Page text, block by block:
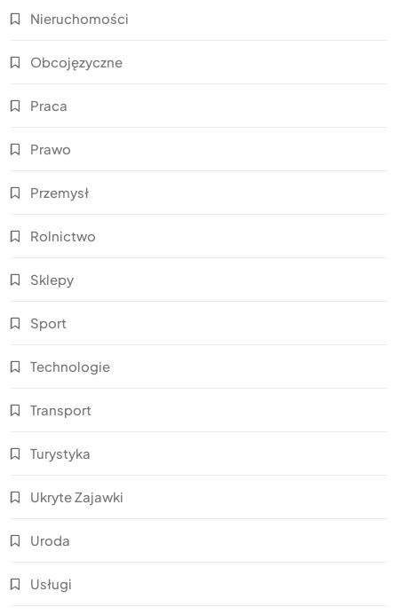
Nieruchomości
Obcojęzyczne
Praca
Prawo
Przemysł
Rolnictwo
Sklepy
Sport
Technologie
Transport
Turystyka
Ukryte Zajawki
Uroda
Usługi